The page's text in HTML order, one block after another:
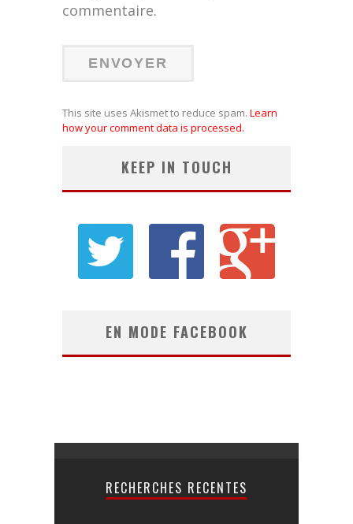
commentaire.
This site uses Akismet to reduce spam. Learn
how your comment data is processed.
KEEP IN TOUCH
EN MODE FACEBOOK
RECHERCHES RECENTES